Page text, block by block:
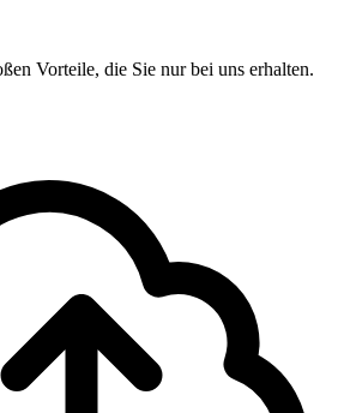
Vorteile, die Sie nur bei uns erhalten.